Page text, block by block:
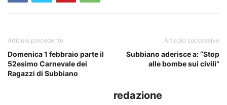
Articolo precedente
Domenica 1 febbraio parte il
52esimo Carnevale dei
Ragazzi di Subbiano
Articolo successivo
Subbiano aderisce a: “Stop
alle bombe sui civili”
redazione